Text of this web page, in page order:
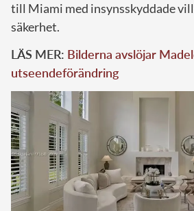
till Miami med insynsskyddade
säkerhet.
LÄS MER: Bilderna avslöjar
utseendeförändring